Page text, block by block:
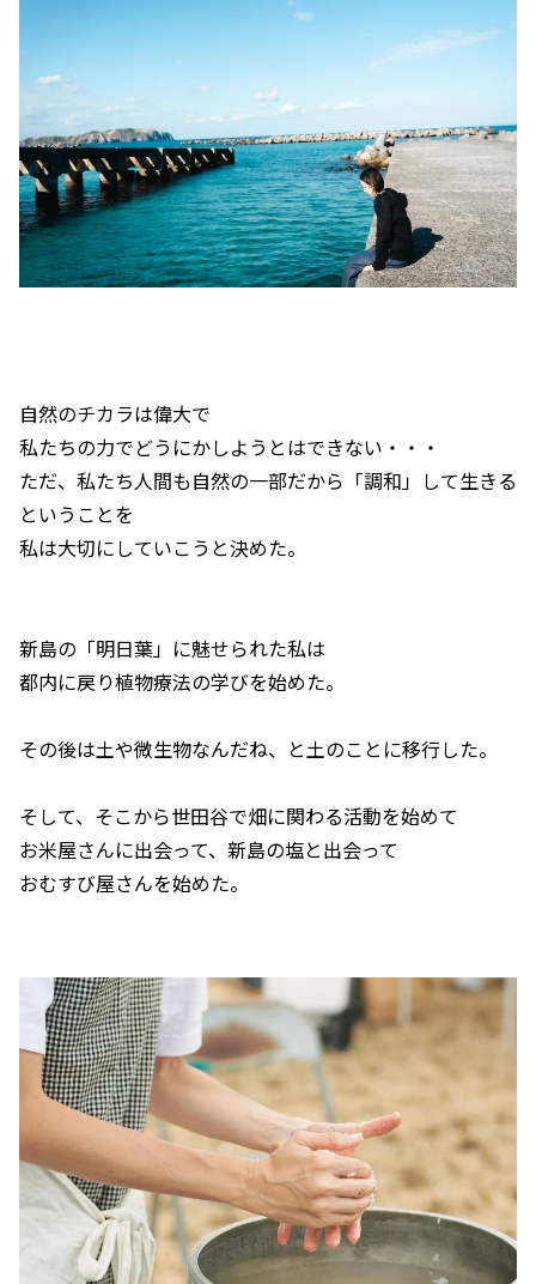
自然のチカラは偉大で
私たちの力でどうにかしようとはできない・・・
ただ、私たち人間も自然の一部だから「調和」して生きる
ということを
私は大切にしていこうと決めた。
新島の「明日葉」に魅せられた私は
都内に戻り植物療法の学びを始めた。
その後は土や微生物なんだね、と土のことに移行した。
そして、そこから世田谷で畑に関わる活動を始めて
お米屋さんに出会って、新島の塩と出会って
おむすび屋さんを始めた。